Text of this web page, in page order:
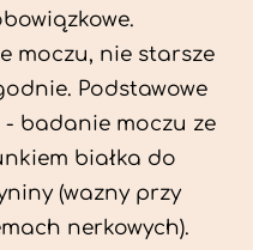
moczu, nie starsze
Podstawowe
badanie moczu ze
białka do
(wazny przy
nerkowych).